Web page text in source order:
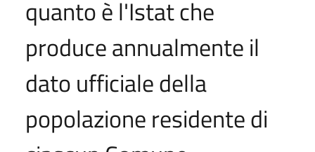
quanto è l'Istat che
produce annualmente il
dato ufficiale della
popolazione residente di